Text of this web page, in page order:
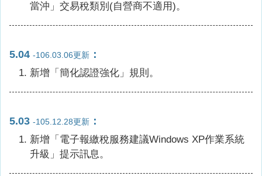
當沖」交易稅類別(自營商不適用)。
5.04 -106.03.06更新 ：
新增「簡化認證強化」規則。
5.03 -105.12.28更新 ：
新增「電子報繳稅服務建議Windows XP作業系統
升級」提示訊息。